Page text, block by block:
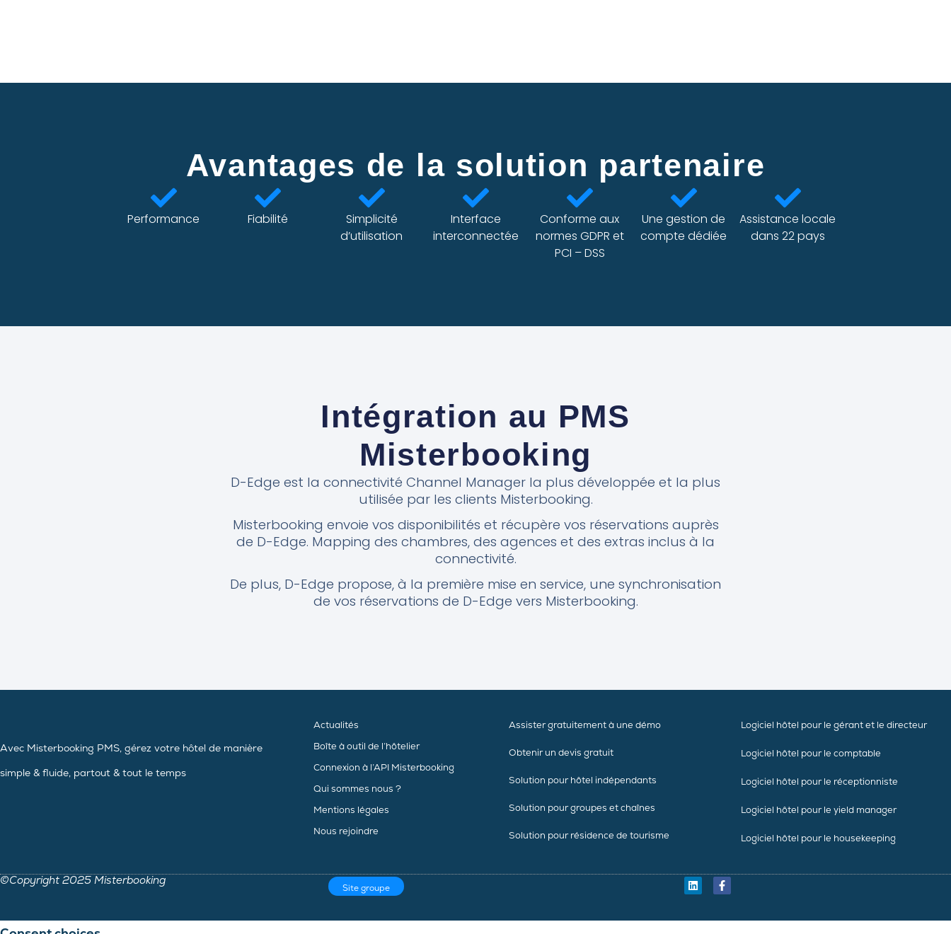
Avantages de la solution partenaire
Performance Fiabilité
Simplicité
d’utilisation
Interface
interconnectée
Conforme aux
normes GDPR et
PCI – DSS
Une gestion de
compte dédiée
Assistance locale
dans 22 pays
Intégration au PMS
Misterbooking
D-Edge est la connectivité Channel Manager la plus développée et la plus
utilisée par les clients Misterbooking.
Misterbooking envoie vos disponibilités et récupère vos réservations auprès
de D-Edge. Mapping des chambres, des agences et des extras inclus à la
connectivité.
De plus, D-Edge propose, à la première mise en service, une synchronisation
de vos réservations de D-Edge vers Misterbooking.
Avec Misterbooking PMS, gérez votre hôtel de manière
simple & fluide, partout & tout le temps
Actualités
Boîte à outil de l’hôtelier
Connexion à l’API Misterbooking
Qui sommes nous ?
Mentions légales
Nous rejoindre
Assister gratuitement à une démo
Obtenir un devis gratuit
Solution pour hôtel indépendants
Solution pour groupes et chaînes
Solution pour résidence de tourisme
Logiciel hôtel pour le gérant et le directeur
Logiciel hôtel pour le comptable
Logiciel hôtel pour le réceptionniste
Logiciel hôtel pour le yield manager
Logiciel hôtel pour le housekeeping
©Copyright 2025 Misterbooking
Site groupe